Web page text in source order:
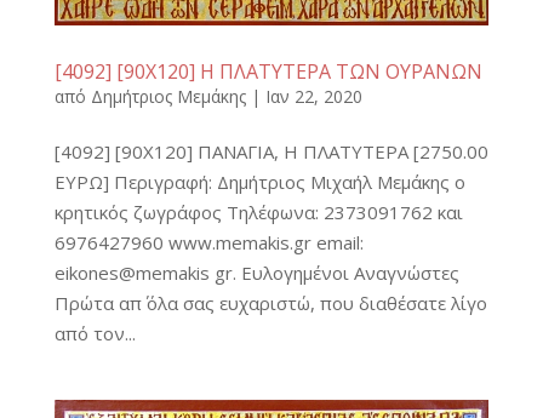
[4092] [90Χ120] Η ΠΛΑΤΥΤΕΡΑ ΤΩΝ ΟΥΡΑΝΩΝ
από Δημήτριος Μεμάκης| Ιαν 22, 2020
[4092] [90Χ120] ΠΑΝΑΓΙΑ, Η ΠΛΑΤΥΤΕΡΑ [2750.00
ΕΥΡΩ] Περιγραφή: Δημήτριος Μιχαήλ Μεμάκης ο
κρητικός ζωγράφος Τηλέφωνα: 2373091762 και
6976427960 www.memakis.gr email:
eikones@memakis gr. Ευλογημένοι Αναγνώστες
Πρώτα απ΄ όλα σας ευχαριστώ, που διαθέσατε λίγο
από τον...